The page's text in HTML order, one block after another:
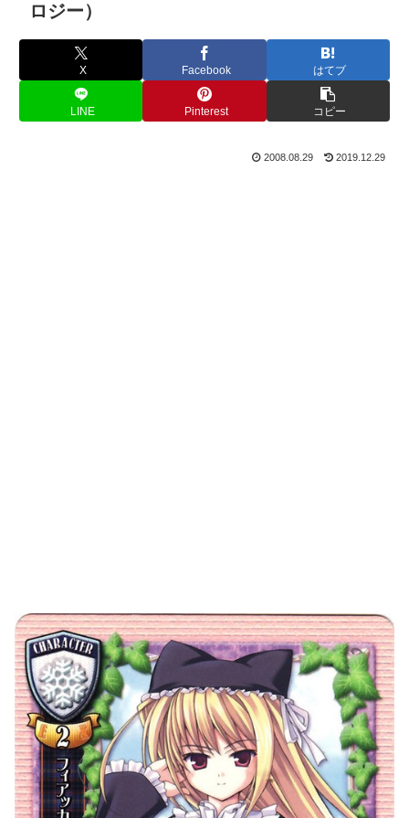
ロジー）
X Facebook はてブ
LINE Pinterest コピー
2008.08.29 2019.12.29